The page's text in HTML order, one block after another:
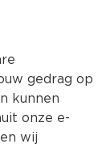
Kies jouw
gedrag op
kunnen
onze e-
wij